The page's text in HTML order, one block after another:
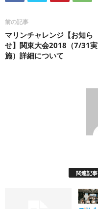
前の記事
マリンチャレンジ【お知ら
せ】関東大会2018（7/31実
施）詳細について
関連記事